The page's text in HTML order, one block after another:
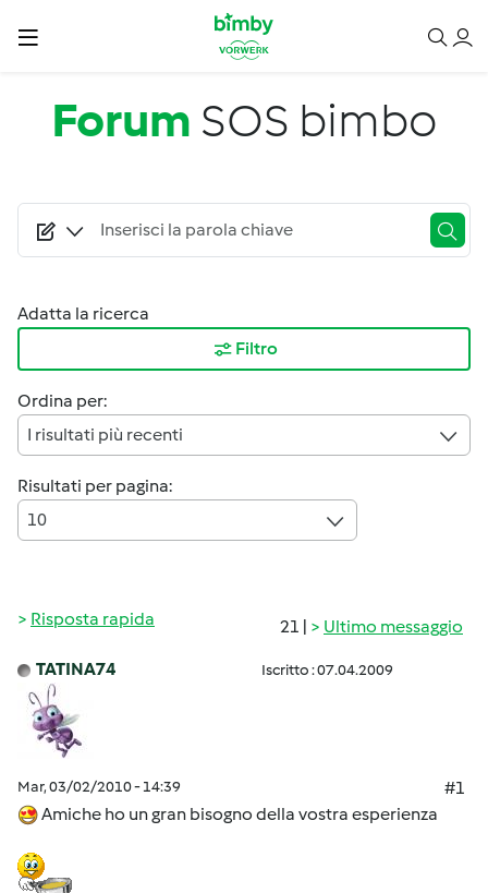
Salta al contenuto principale
Forum SOS bimbo
Adatta la ricerca
Filtro
Ordina per:
I risultati più recenti
Risultati per pagina:
10
21 | Ultimo messaggio
Risposta rapida
TATINA74 Iscritto : 07.04.2009
Mar, 03/02/2010 - 14:39
#1
Amiche ho un gran bisogno della vostra esperienza